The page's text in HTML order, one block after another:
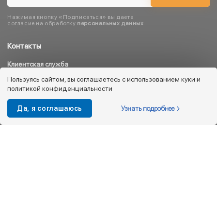
Контакты
Клиентская служба
8 800 333 08 45
info@kotofey.ru
Магазины в Москва (50)
Нажимая кнопку «Подписаться» вы даете
согласие на обработку персональных данных
Пользуясь сайтом, вы соглашаетесь с использованием куки и
политикой конфиденциальности
Да, я соглашаюсь Узнать подробнее